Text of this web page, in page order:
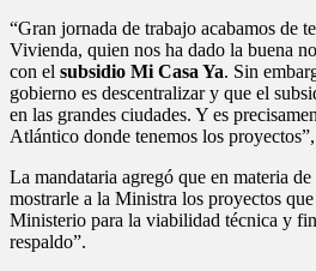
“Gran jornada de trabajo acabamos de
Vivienda, quien nos ha dado la buena
con el subsidio Mi Casa Ya. Sin
gobierno es descentralizar y que el
en las grandes ciudades. Y es
Atlántico donde tenemos los
La mandataria agregó que en materia
mostrarle a la Ministra los proyectos
Ministerio para la viabilidad técnica y
respaldo”.